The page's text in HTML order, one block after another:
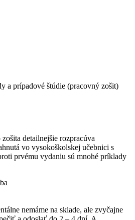
a prípadové štúdie (pracovný zošit)
detailnejšie rozpracúva
vo vysokoškolskej učebnici s
prvému vydaniu sú mnohé príklady
nemáme na sklade, ale zvyčajne